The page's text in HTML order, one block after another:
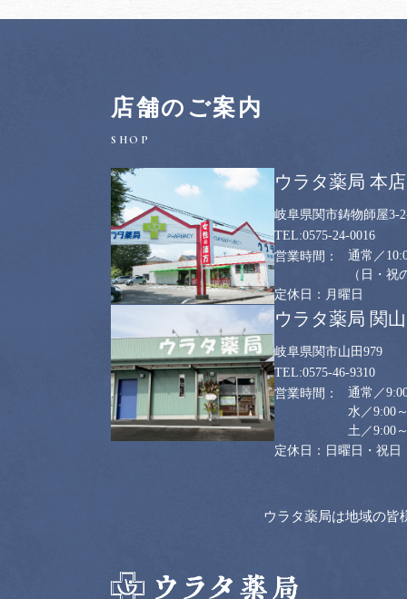
店舗のご案内
ウラタ薬局 本店
岐阜県関市鋳物師屋3-
0575-24-0016
通常／
（日・祝
月曜日
ウラタ薬局 関
岐阜県関市山田979
0575-46-9310
通常／
水／9:00
土／9:00
日曜日・祝日
ウラタ薬局は地域の皆